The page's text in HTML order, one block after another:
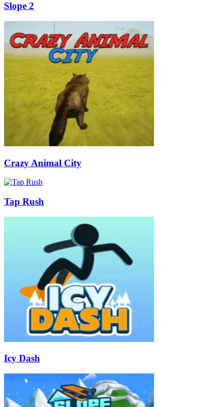
Slope 2
Crazy Animal City
Tap Rush
Icy Dash